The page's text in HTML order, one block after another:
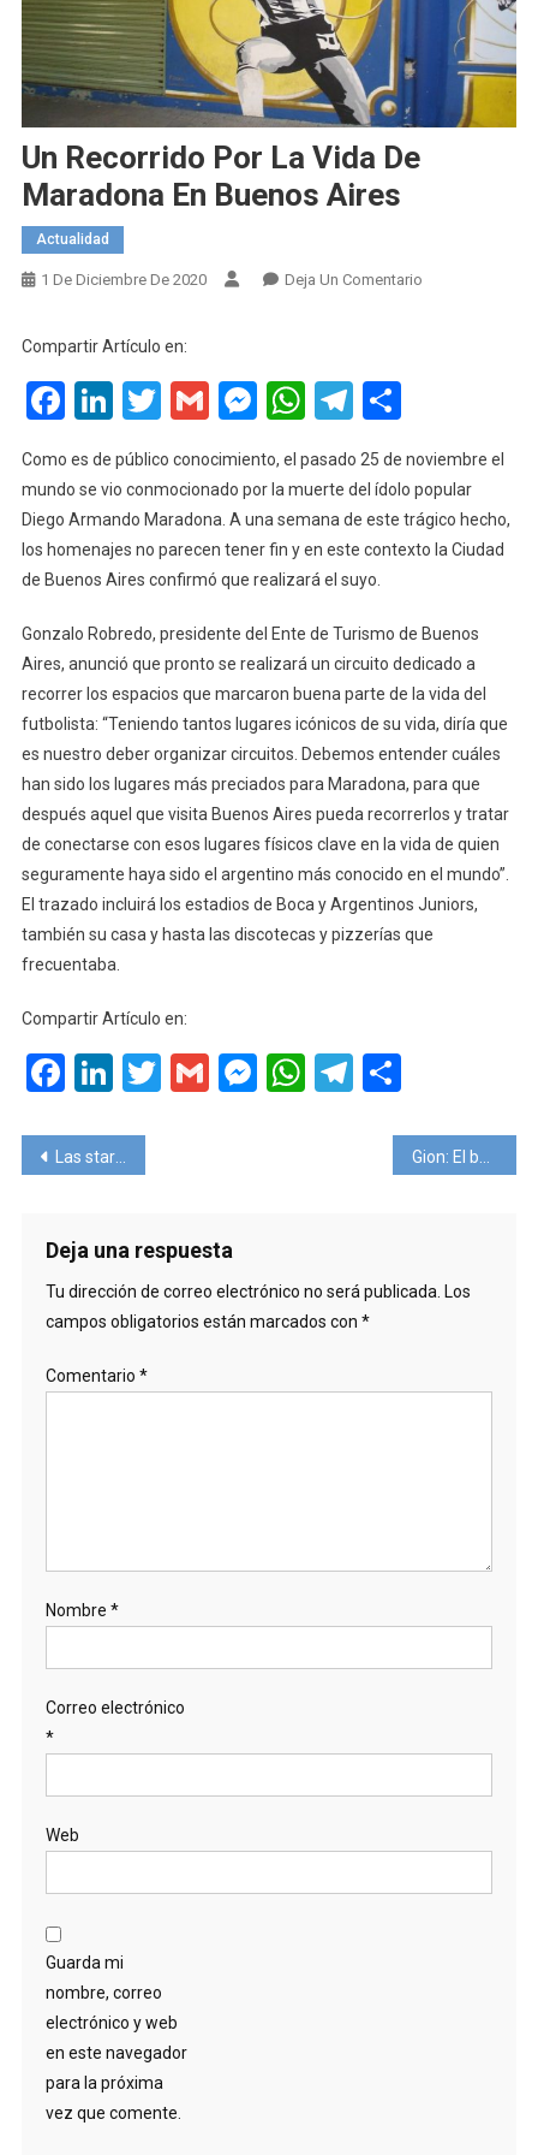
Un Recorrido Por La Vida De
Maradona En Buenos Aires
Actualidad
1 De Diciembre De 2020 Deja Un ComentarioEn
En
Buenos
Aires
Compartir Artículo en:
Facebook
LinkedIn
Twitter
GmailMessenger
WhatsApp
Telegram
Como es de público conocimiento, el pasado 25 de noviembre el
mundo se vio conmocionado por la muerte del ídolo popular
Diego Armando Maradona. A una semana de este trágico hecho,
los homenajes no parecen tener fin y en este contexto la Ciudad
de Buenos Aires confirmó que realizará el suyo.
Gonzalo Robredo, presidente del Ente de Turismo de Buenos
Aires, anunció que pronto se realizará un circuito dedicado a
recorrer los espacios que marcaron buena parte de la vida del
futbolista: “Teniendo tantos lugares icónicos de su vida, diría que
es nuestro deber organizar circuitos. Debemos entender cuáles
han sido los lugares más preciados para Maradona, para que
después aquel que visita Buenos Aires pueda recorrerlos y tratar
de conectarse con esos lugares físicos clave en la vida de quien
seguramente haya sido el argentino más conocido en el mundo”.
El trazado incluirá los estadios de Boca y Argentinos Juniors,
también su casa y hasta las discotecas y pizzerías que
frecuentaba.
Compartir Artículo en:
Facebook
LinkedIn
Twitter
GmailMessenger
WhatsApp
Telegram
Navegación
entradas
Las startups premiadas por Palladium Gion: El barrio Geisha más conocido de Kyoto.
Deja una respuesta
Tu dirección de correo electrónico no será publicada. Los
campos obligatorios están marcados con *
Comentario *
Nombre *
Correo electrónico
*
Web
Guarda mi
nombre, correo
electrónico y web
en este navegador
para la próxima
vez que comente.